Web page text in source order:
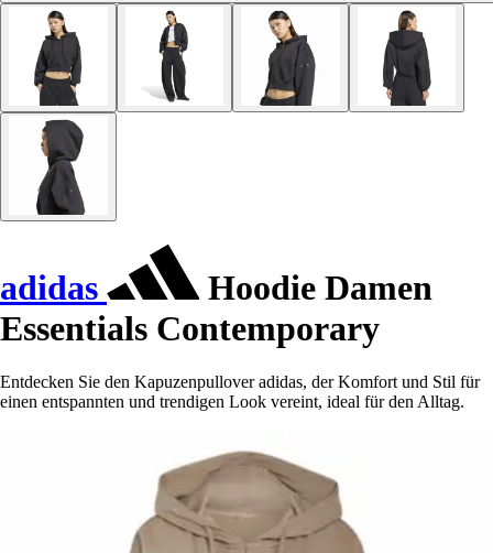
adidas
Hoodie Damen
Essentials Contemporary
Entdecken Sie den Kapuzenpullover adidas, der Komfort und Stil für
einen entspannten und trendigen Look vereint, ideal für den Alltag.